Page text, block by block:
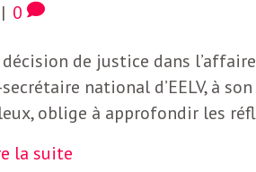
| 0
décision de justice dans
national d’EELV, à
oblige à approfondir les
la suite